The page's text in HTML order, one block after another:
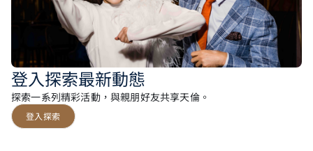
登入探索最新動態
探索一系列精彩活動，與親朋好友共享天倫。
登入探索